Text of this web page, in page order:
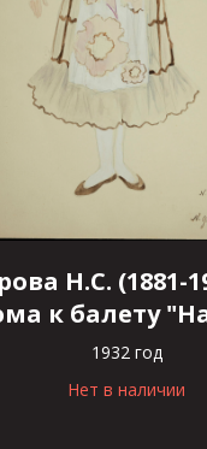
Н.С. (1881-
к балету
1932 год
Нет в наличии